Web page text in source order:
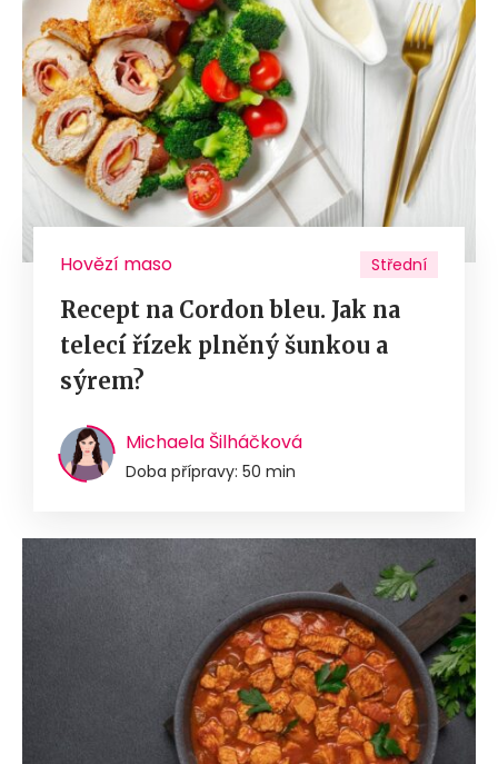
Hovězí maso Střední
Recept na Cordon bleu. Jak na
telecí řízek plněný šunkou a
sýrem?
Michaela Šilháčková
Doba přípravy: 50 min